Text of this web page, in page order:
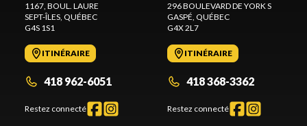
1167, BOUL. LAURE
SEPT-ÎLES, QUÉBEC
G4S 1S1
ITINÉRAIRE
418 962-6051
Restez connecté
296 BOULEVARD DE YORK S
GASPÉ, QUÉBEC
G4X 2L7
ITINÉRAIRE
418 368-3362
Restez connecté